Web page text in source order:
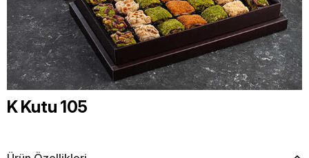
K Kutu 105